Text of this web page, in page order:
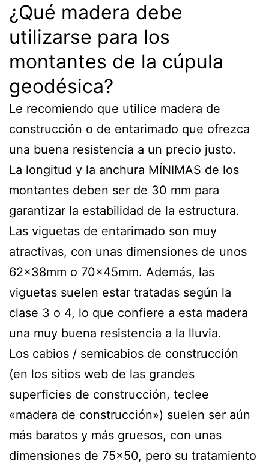
¿Qué madera debe
utilizarse para los
montantes de la cúpula
geodésica?
Le recomiendo que utilice madera de
construcción o de entarimado que ofrezca
una buena resistencia a un precio justo.
La longitud y la anchura MÍNIMAS de los
montantes deben ser de 30 mm para
garantizar la estabilidad de la estructura.
Las viguetas de entarimado son muy
atractivas, con unas dimensiones de unos
62x38mm o 70x45mm. Además, las
viguetas suelen estar tratadas según la
clase 3 o 4, lo que confiere a esta madera
una muy buena resistencia a la lluvia.
Los cabios / semicabios de construcción
(en los sitios web de las grandes
superficies de construcción, teclee
«madera de construcción») suelen ser aún
más baratos y más gruesos, con unas
dimensiones de 75×50, pero su tratamiento